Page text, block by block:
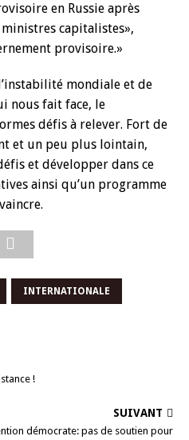
en Russie après
capitalistes»,
provisoire.»
mondiale et de
nous fait face, le
défis à relever. Fort de
et un peu plus lointain,
et développer dans ce
ainsi qu’un programme
INTERNATIONALE
!
SUIVANT
démocrate: pas de soutien pour